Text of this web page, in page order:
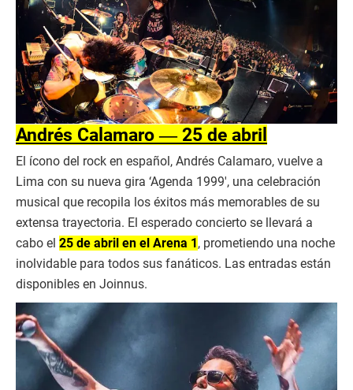
Andrés Calamaro ― 25 de abril
El ícono del rock en español, Andrés Calamaro, vuelve a
Lima con su nueva gira ‘Agenda 1999′, una celebración
musical que recopila los éxitos más memorables de su
extensa trayectoria. El esperado concierto se llevará a
cabo el 25 de abril en el Arena 1, prometiendo una noche
inolvidable para todos sus fanáticos. Las entradas están
disponibles en Joinnus.